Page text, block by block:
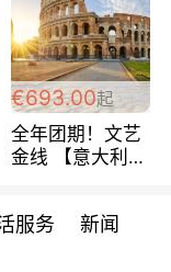
天！巴黎上下！
包拼房~
€693.00起
全年团期！文艺
金线 【意大利一
每周铁发！
服务 新闻